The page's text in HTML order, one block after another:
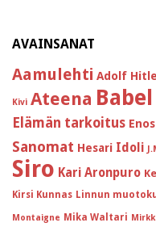
AVAINSANAT
Aamulehti Adolf
Kivi Ateena Babel
Elämän tarkoitus
Sanomat Hesari Idoli
Siro Kari Aronpuro
Kirsi Kunnas Linnun
Montaigne Mika Waltari